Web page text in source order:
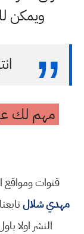
ويمكن
مهم لك
قنوات ومواقع
مهدي شلال
النشر اولا